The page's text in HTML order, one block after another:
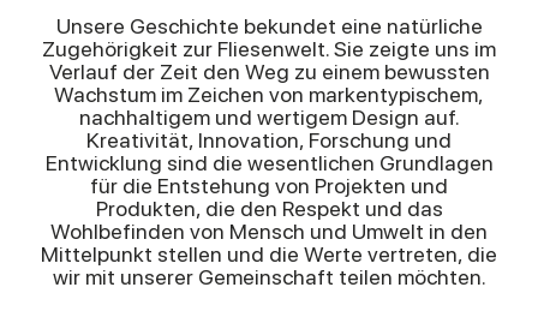
Unsere Geschichte bekundet eine natürliche
Zugehörigkeit zur Fliesenwelt. Sie zeigte uns im
Verlauf der Zeit den Weg zu einem bewussten
Wachstum im Zeichen von markentypischem,
nachhaltigem und wertigem Design auf.
Kreativität, Innovation, Forschung und
Entwicklung sind die wesentlichen Grundlagen
für die Entstehung von Projekten und
Produkten, die den Respekt und das
Wohlbefinden von Mensch und Umwelt in den
Mittelpunkt stellen und die Werte vertreten, die
wir mit unserer Gemeinschaft teilen möchten.